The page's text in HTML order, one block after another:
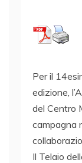
Per il
edizione,
del Centro
campagna
Il Telaio